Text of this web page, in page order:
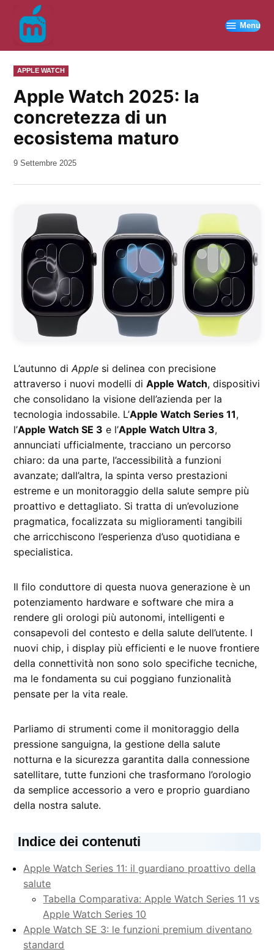
contenuto
Menu
PUBBLICATO
IN
APPLE WATCH
Apple Watch 2025: la
concretezza di un
ecosistema maturo
da
9 Settembre 2025
L’autunno diApple si delinea con precisione
attraverso i nuovi modelli diApple Watch, dispositivi
che consolidano la visione dell’azienda per la
tecnologia indossabile. L’Apple Watch Series 11,
l’Apple Watch SE 3 e l’Apple Watch Ultra 3,
annunciati ufficialmente, tracciano un percorso
chiaro: da una parte, l’accessibilità a funzioni
avanzate; dall’altra, la spinta verso prestazioni
estreme e un monitoraggio della salute sempre più
proattivo e dettagliato. Si tratta di un’evoluzione
pragmatica, focalizzata su miglioramenti tangibili
che arricchiscono l’esperienza d’uso quotidiana e
specialistica.
Il filo conduttore di questa nuova generazione è un
potenziamento hardware e software che mira a
rendere gli orologi più autonomi, intelligenti e
consapevoli del contesto e della salute dell’utente. I
nuovi chip, i display più efficienti e le nuove frontiere
della connettività non sono solo specifiche tecniche,
ma le fondamenta su cui poggiano funzionalità
pensate per la vita reale.
Parliamo di strumenti come il monitoraggio della
pressione sanguigna, la gestione della salute
notturna e la sicurezza garantita dalla connessione
satellitare, tutte funzioni che trasformano l’orologio
da semplice accessorio a vero e proprio guardiano
della nostra salute.
Indice dei contenuti
Apple Watch Series 11: il guardiano proattivo della
salute
Tabella Comparativa: Apple Watch Series 11 vs
Apple Watch Series 10
Apple Watch SE 3: le funzioni premium diventano
standard